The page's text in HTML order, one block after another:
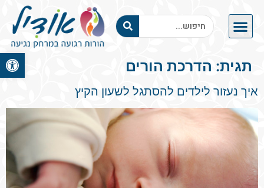
פתח תגית: הדרכת הורים
איך נעזור לילדים להסתגל לשעון הקיץ